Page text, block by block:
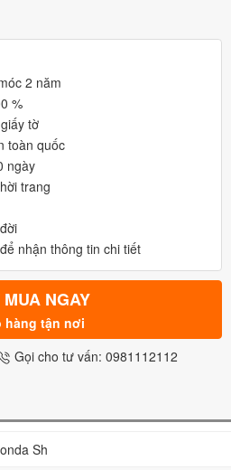
2 năm
%
tờ
toàn quốc
ngày
trang
nhận thông tin chi tiết
NGAY
hàng tận nơi
Gọi cho tư vấn: 0981112112
Sh